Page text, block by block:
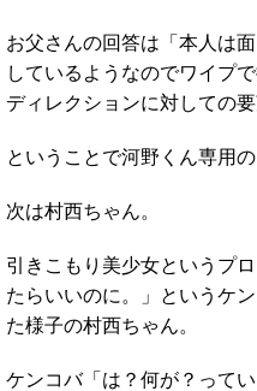
お父さんの回答は「本人は
しているようなのでワイプ
ディレクションに対しての要
ということで河野くん専用
次は村西ちゃん。
引きこもり美少女というプ
たらいいのに。」というケ
た様子の村西ちゃん。
ケンコバ「は？何が？ってい